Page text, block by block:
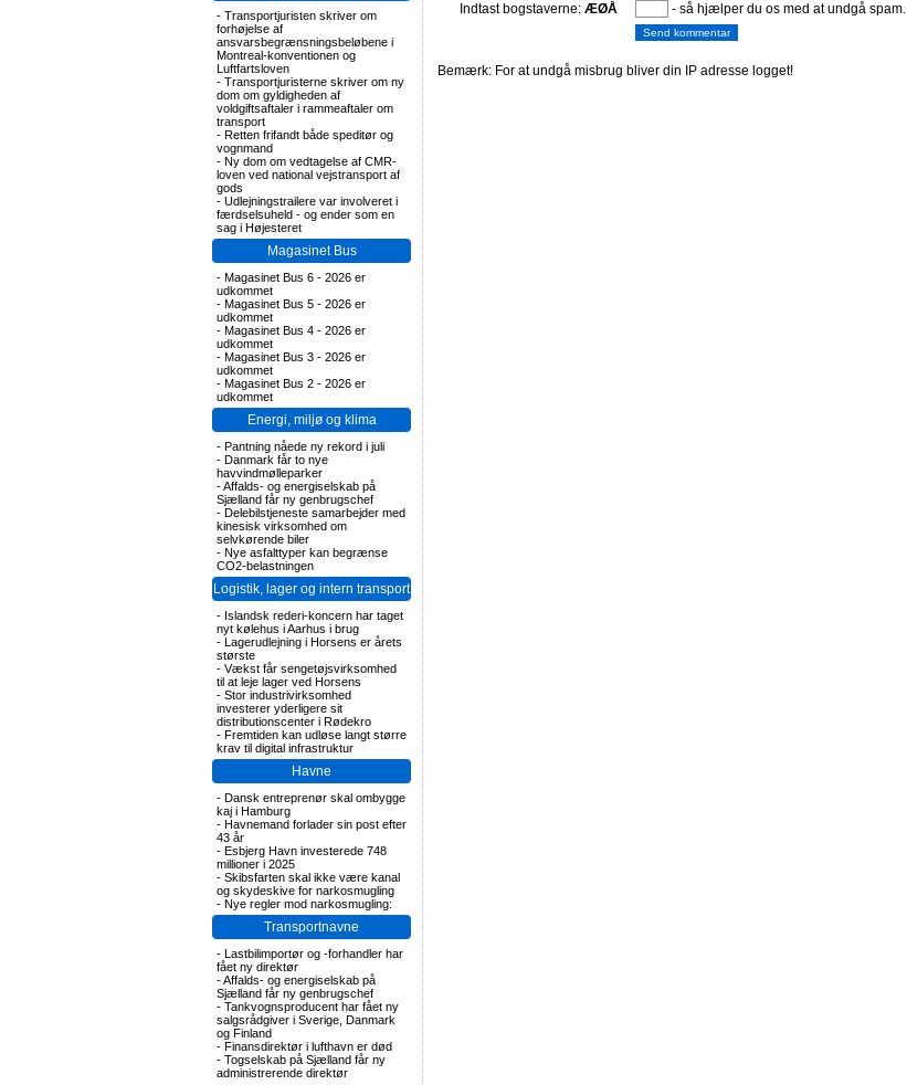
- Transportjuristen skriver om
forhøjelse af
ansvarsbegrænsningsbeløbene i
Montreal-konventionen og
Luftfartsloven
- Transportjuristerne skriver om ny
dom om gyldigheden af
voldgiftsaftaler i rammeaftaler om
transport
- Retten frifandt både speditør og
vognmand
- Ny dom om vedtagelse af CMR-
loven ved national vejstransport af
gods
- Udlejningstrailere var involveret i
færdselsuheld - og ender som en
sag i Højesteret
Magasinet Bus
- Magasinet Bus 6 - 2026 er
udkommet
- Magasinet Bus 5 - 2026 er
udkommet
- Magasinet Bus 4 - 2026 er
udkommet
- Magasinet Bus 3 - 2026 er
udkommet
- Magasinet Bus 2 - 2026 er
udkommet
Energi, miljø og klima
- Pantning nåede ny rekord i juli
- Danmark får to nye
havvindmølleparker
-Affalds- og energiselskab på
Sjælland får ny genbrugschef
- Delebilstjeneste samarbejder med
kinesisk virksomhed om
selvkørende biler
- Nye asfalttyper kan begrænse
CO2-belastningen
Logistik, lager og intern transport
- Islandsk rederi-koncern har taget
nyt kølehus i Aarhus i brug
- Lagerudlejning i Horsens er årets
største
- Vækst får sengetøjsvirksomhed
til at leje lager ved Horsens
- Stor industrivirksomhed
investerer yderligere sit
distributionscenter i Rødekro
- Fremtiden kan udløse langt større
krav til digital infrastruktur
Havne
- Dansk entreprenør skal ombygge
kaj i Hamburg
- Havnemand forlader sin post efter
43 år
- Esbjerg Havn investerede 748
millioner i 2025
- Skibsfarten skal ikke være kanal
og skydeskive for narkosmugling
- Nye regler mod narkosmugling:
Transportnavne
- Lastbilimportør og -forhandler har
fået ny direktør
-Affalds- og energiselskab på
Sjælland får ny genbrugschef
- Tankvognsproducent har fået ny
salgsrådgiver i Sverige, Danmark
og Finland
- Finansdirektør i lufthavn er død
- Togselskab på Sjælland får ny
administrerende direktør
Indtast bogstaverne: ÆØÅ - så hjælper du os med at undgå spam.
Bemærk: For at undgå misbrug bliver din IP adresse logget!